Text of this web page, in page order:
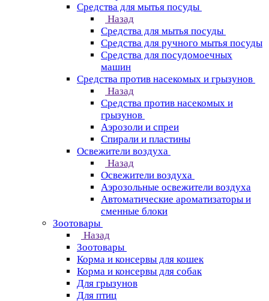
Средства для мытья посуды
Назад
Средства для мытья посуды
Средства для ручного мытья посуды
Средства для посудомоечных
машин
Средства против насекомых и грызунов
Назад
Средства против насекомых и
грызунов
Аэрозоли и спреи
Спирали и пластины
Освежители воздуха
Назад
Освежители воздуха
Аэрозольные освежители воздуха
Автоматические ароматизаторы и
сменные блоки
Зоотовары
Назад
Зоотовары
Корма и консервы для кошек
Корма и консервы для собак
Для грызунов
Для птиц